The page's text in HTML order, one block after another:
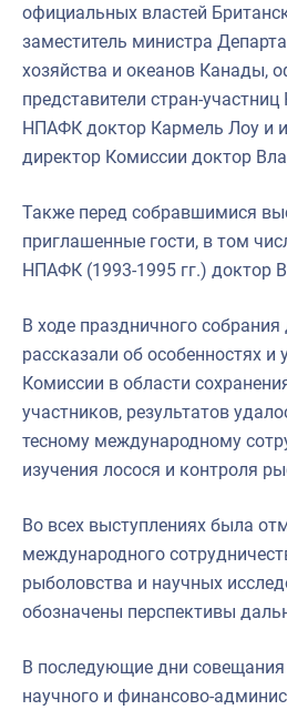
официальных властей
заместитель министра
хозяйства и океанов Канады,
представители стран-
НПАФК доктор Кармель Лоу и
директор Комиссии доктор
Также перед собравшимися
приглашенные гости, в том
НПАФК (1993-1995 гг.) доктор
В ходе праздничного
рассказали об особенностях и
Комиссии в области
участников, результатов
тесному международному
изучения лосося и контроля
Во всех выступлениях была
международного
рыболовства и научных
обозначены перспективы
В последующие дни совещания
научного и финансово-